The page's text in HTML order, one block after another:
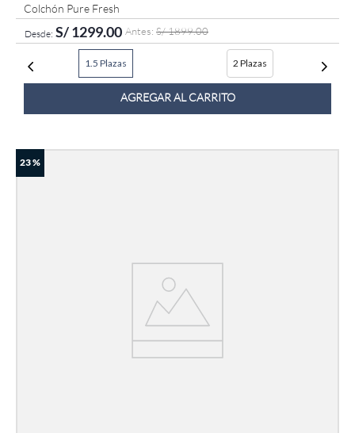
Colchón Pure Fresh
S/1299.00 S/1899.00
1.5 Plazas 2 Plazas
AGREGAR AL CARRITO
23 %